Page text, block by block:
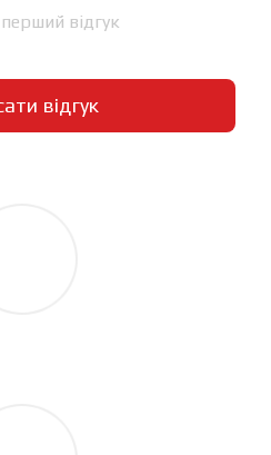
відгук
відгук